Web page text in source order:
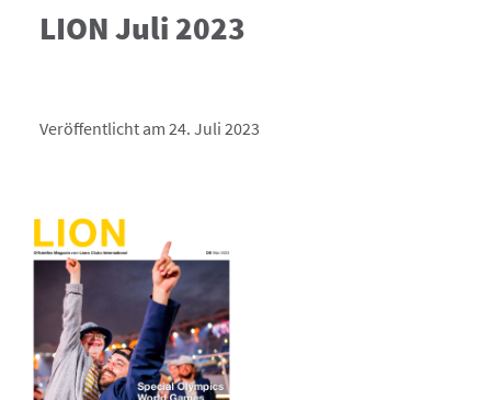
LION Juli 2023
Veröffentlicht am 24. Juli 2023